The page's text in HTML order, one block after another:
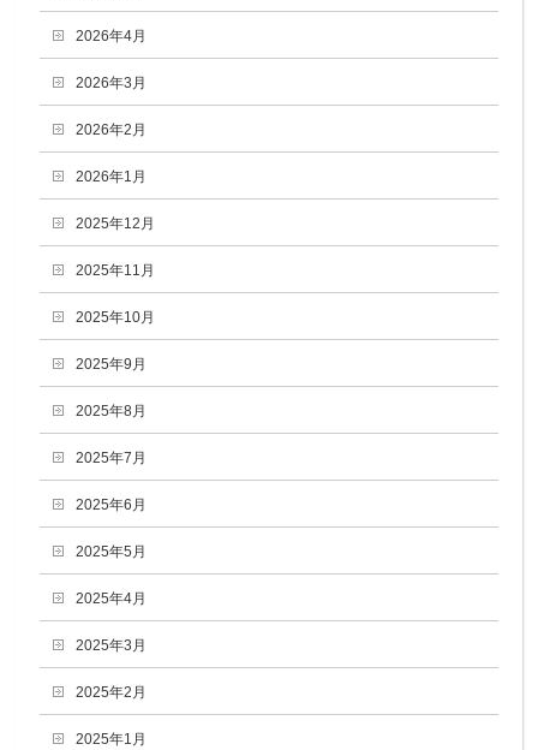
2026年4月
2026年3月
2026年2月
2026年1月
2025年12月
2025年11月
2025年10月
2025年9月
2025年8月
2025年7月
2025年6月
2025年5月
2025年4月
2025年3月
2025年2月
2025年1月